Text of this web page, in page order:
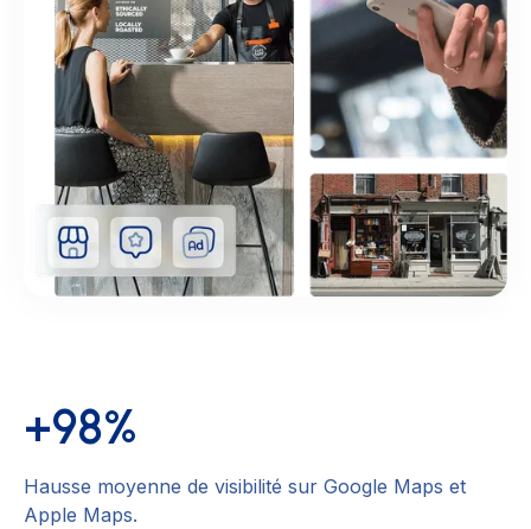
+98%
Hausse moyenne de visibilité sur Google Maps et
Apple Maps.